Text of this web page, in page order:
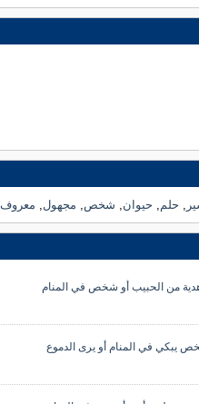
حلم حيوان شخص مجهول معروف
من الحبيب أو شخص في المنام
يبكي في المنام أو يرى الدموع